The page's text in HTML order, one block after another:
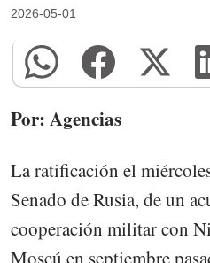
2026-05-01
Por: Agencias
La ratificación el
Senado de Rusia, de un
cooperación militar con
Moscú en septiembre